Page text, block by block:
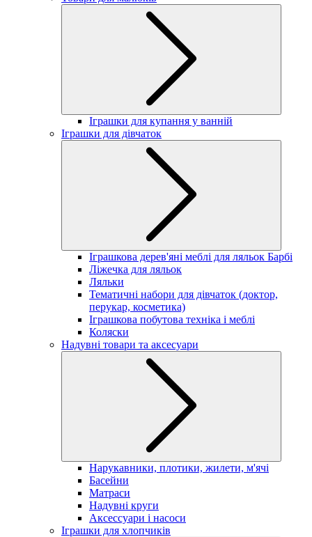
Іграшки для купання у ванній
Іграшки для дівчаток
Іграшкова дерев'яні меблі для ляльок Барбі
Ліжечка для ляльок
Ляльки
Тематичні набори для дівчаток (доктор,
перукар, косметика)
Іграшкова побутова техніка і меблі
Коляски
Надувні товари та аксесуари
Нарукавники, плотики, жилети, м'ячі
Басейни
Матраси
Надувні круги
Аксессуари і насоси
Іграшки для хлопчиків